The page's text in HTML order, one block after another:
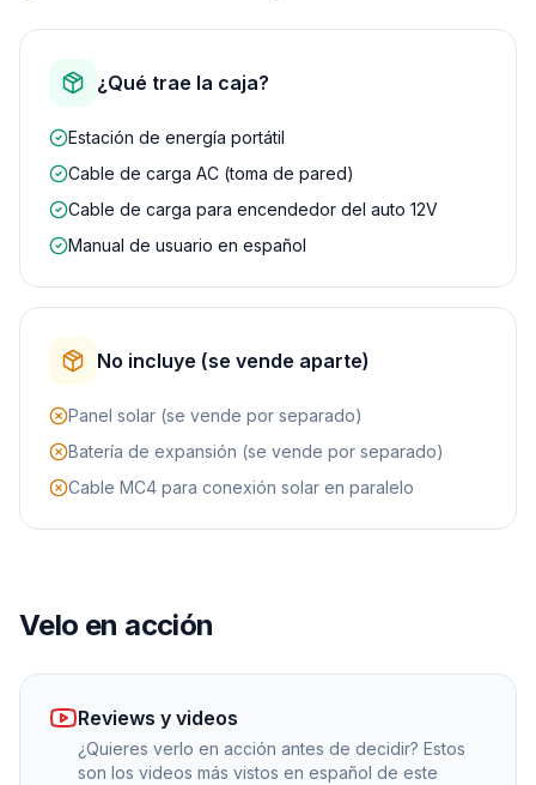
¿Qué trae la caja?
Estación de energía portátil
Cable de carga AC (toma de pared)
Cable de carga para encendedor del auto 12V
Manual de usuario en español
No incluye (se vende aparte)
Panel solar (se vende por separado)
Batería de expansión (se vende por separado)
Cable MC4 para conexión solar en paralelo
Velo en acción
Reviews y videos
¿Quieres verlo en acción antes de decidir? Estos
son los videos más vistos en español de este